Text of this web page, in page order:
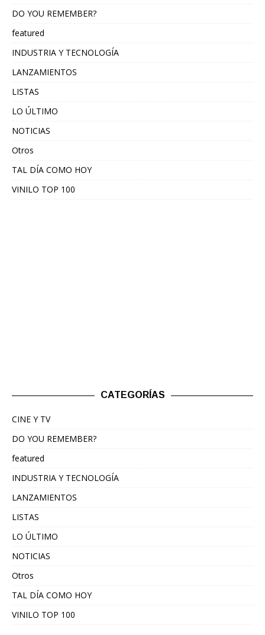
DO YOU REMEMBER?
featured
INDUSTRIA Y TECNOLOGÍA
LANZAMIENTOS
LISTAS
LO ÚLTIMO
NOTICIAS
Otros
TAL DÍA COMO HOY
VINILO TOP 100
CATEGORÍAS
CINE Y TV
DO YOU REMEMBER?
featured
INDUSTRIA Y TECNOLOGÍA
LANZAMIENTOS
LISTAS
LO ÚLTIMO
NOTICIAS
Otros
TAL DÍA COMO HOY
VINILO TOP 100